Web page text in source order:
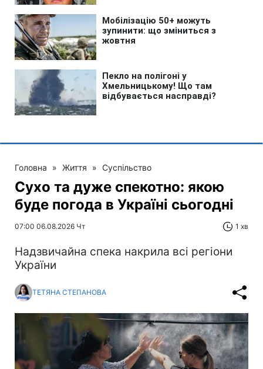
Головна » Життя » Суспільство
Сухо та дуже спекотно: якою
буде погода в Україні сьогодні
07:00 06.08.2026 Чт 1 хв
Надзвичайна спека накрила всі регіони
України
ТЕТЯНА СТЕПАНОВА